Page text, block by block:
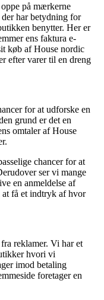
på mærkerne
har betydning for
benytter. Her er
ens faktura e-
køb af House nordic
efter varer til en dreng
for at udforske en
grund er det en
omtaler af House
chancer for at
ser vi mange
en anmeldelse af
at få et indtryk af hvor
reklamer. Vi har et
hvori vi
imod betaling
foretager en